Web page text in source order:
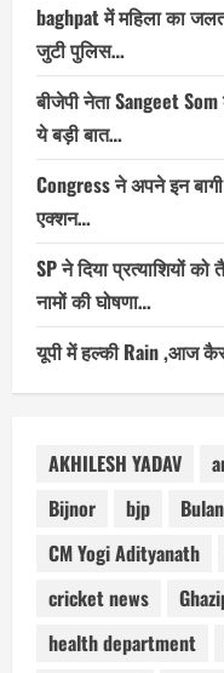
baghpat में महिला का
जुटी पुलिस…
बीजेपी नेता Sangeet
ये बड़ी बात…
Congress ने अपने इन
एक्शन…
SP ने दिया प्रत्याशियों
नामों की घोषणा…
यूपी में हल्की Rain ,आज
AKHILESH YADAV
Bijnor
bjp
CM Yogi Adityanath
cricket news
health department